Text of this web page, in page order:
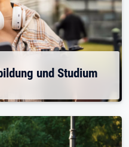
und Studium